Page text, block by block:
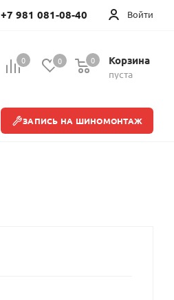
Войти
+7 981 081-08-40
0 0 Корзина
пуста
0
ЗАПИСЬ НА ШИНОМОНТАЖ